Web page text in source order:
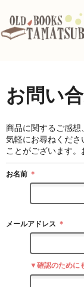
お問い
商品に関するご感
気軽にお尋ねくだ
ことがございます。
お名前 ＊
メールアドレス ＊
▼確認のために